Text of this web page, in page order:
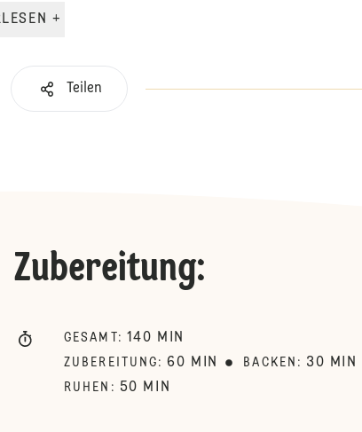
WEITERLESEN +
Teilen
Zubereitung:
GESAMT : 140 MIN
ZUBEREITUNG : 60 MIN BACKEN : 30 MIN
RUHEN : 50 MIN